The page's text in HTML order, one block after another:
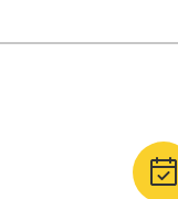
Валидный номер: